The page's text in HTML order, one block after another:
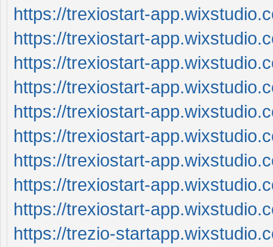
https://trexiostart-
https://trexiostart-
https://trexiostart-
https://trexiostart-
https://trexiostart-
https://trexiostart-
https://trexiostart-
https://trexiostart-
https://trexiostart-
https://trezio-